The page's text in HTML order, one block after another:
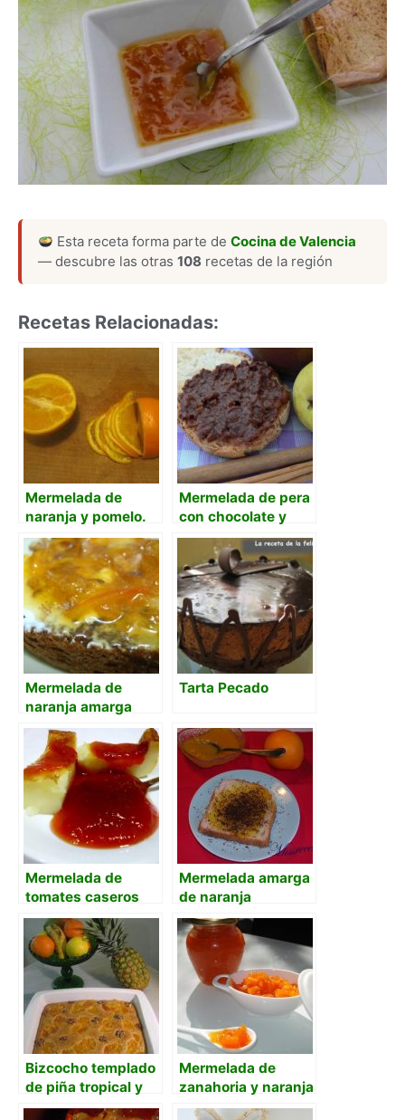
Esta receta forma parte deCocina de Valencia
— descubre las otras 108 recetas de la región
Recetas Relacionadas:
Mermelada de
naranja y pomelo.
Amarga y dulce
Mermelada de pera
con chocolate y
naranja
Mermelada de
naranja amarga
Tarta Pecado
Mermelada de
tomates caseros
Mermelada amarga
de naranja
Bizcocho templado
de piña tropical y
mermelada de
Mermelada de
zanahoria y naranja